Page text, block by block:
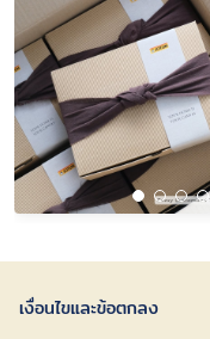
เงื่อนไขและข้อตกลง